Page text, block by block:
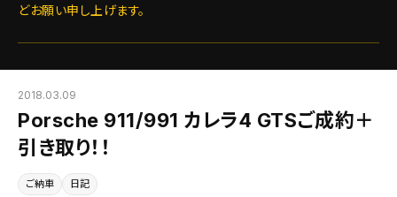
どお願い申し上げます。
2018.03.09
Porsche 911/991 カレラ4 GTSご成約＋
引き取り！！
ご納車 日記